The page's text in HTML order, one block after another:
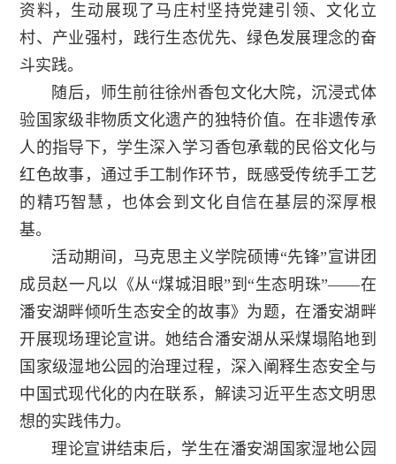
资料，生动展现了马庄村坚持党建引领、文化立
村、产业强村，践行生态优先、绿色发展理念的奋
斗实践。
随后，师生前往徐州香包文化大院，沉浸式体
验国家级非物质文化遗产的独特价值。在非遗传承
人的指导下，学生深入学习香包承载的民俗文化与
红色故事，通过手工制作环节，既感受传统手工艺
的精巧智慧，也体会到文化自信在基层的深厚根
基。
活动期间，马克思主义学院硕博“先锋”宣讲团
成员赵一凡以《从“煤城泪眼”到“生态明珠”——在
潘安湖畔倾听生态安全的故事》为题，在潘安湖畔
开展现场理论宣讲。她结合潘安湖从采煤塌陷地到
国家级湿地公园的治理过程，深入阐释生态安全与
中国式现代化的内在联系，解读习近平生态文明思
想的实践伟力。
理论宣讲结束后，学生在潘安湖国家湿地公园